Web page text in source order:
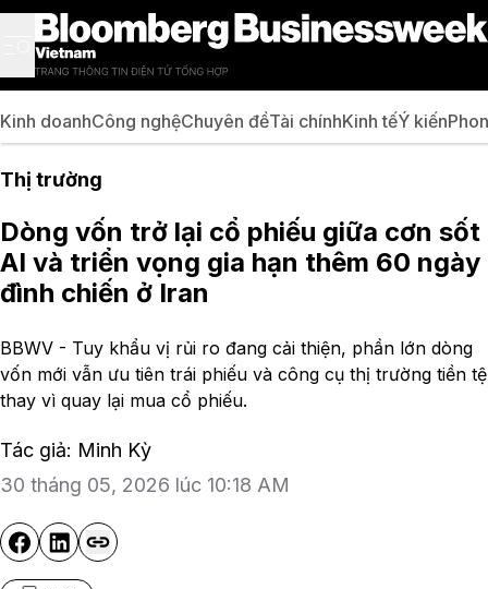
Kinh doanhCông nghệChuyên đềTài chínhKinh tếÝ kiến
Thị trường
Dòng vốn trở lại cổ phiếu giữa cơn sốt
AI và triển vọng gia hạn thêm 60 ngày
đình chiến ở Iran
BBWV - Tuy khẩu vị rủi ro đang cải thiện, phần lớn dòng
vốn mới vẫn ưu tiên trái phiếu và công cụ thị trường tiền tệ
thay vì quay lại mua cổ phiếu.
Tác giả: Minh Kỳ
30 tháng 05, 2026 lúc 10:18 AM